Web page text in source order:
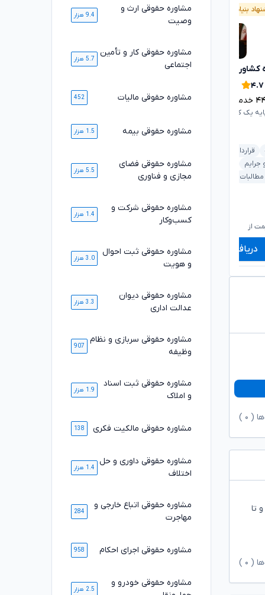
بنیاد وکلا
کشاورزی تایید شده
۴.۷
خدمت ارائه شده موفق
یک کانون وکلای دادگستری
قرارداد و تعهدات
جرایم
خودرو و حمل‌ونقل
از
تومان
۵۹۸,۰۰۰تومان
دریافت مشاوره
پیشنهاد بنیاد وکلا
مژگان موفقی
۱۶۸۹
خدمت ارائه شده موفق
ثبت اسناد و املاک
قرارداد و تعهدات
بانکی و مطالبات
۱,۰۶۰,۰۰۰
۸۷۹,۰۰۰
دریافت مشاوره
( ۰
تا
( ۰
مشاوره حقوقی ارث و
وصیت
9.4 هزار
مشاوره حقوقی کار و تأمین
اجتماعی
5.7 هزار
مشاوره حقوقی مالیات 452
مشاوره حقوقی بیمه 1.5 هزار
مشاوره حقوقی فضای
مجازی و فناوری
5.5 هزار
مشاوره حقوقی شرکت و
کسب‌وکار
1.4 هزار
مشاوره حقوقی ثبت احوال
و هویت
3.0 هزار
مشاوره حقوقی دیوان
عدالت اداری
3.3 هزار
مشاوره حقوقی سربازی و نظام
وظیفه
907
مشاوره حقوقی ثبت اسناد
و املاک
1.9 هزار
مشاوره حقوقی مالکیت فکری 138
مشاوره حقوقی داوری و حل
اختلاف
1.4 هزار
مشاوره حقوقی اتباع خارجی و
مهاجرت
284
مشاوره حقوقی اجرای احکام 958
مشاوره حقوقی خودرو و
2.5 هزار